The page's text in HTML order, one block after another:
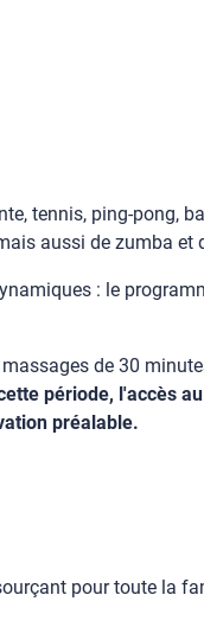
tennis, ping-pong,
aussi de zumba et
: le
de 30
période, l'accès
préalable.
pour toute la